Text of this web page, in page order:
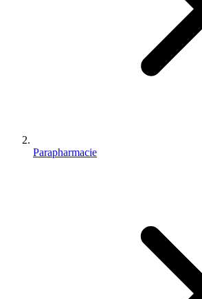
Parapharmacie